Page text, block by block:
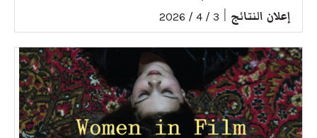
إعلان النتائج 3 / 4 / 2026